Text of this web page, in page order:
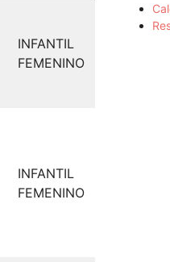
INFANTIL
FEMENINO
INFANTIL
FEMENINO